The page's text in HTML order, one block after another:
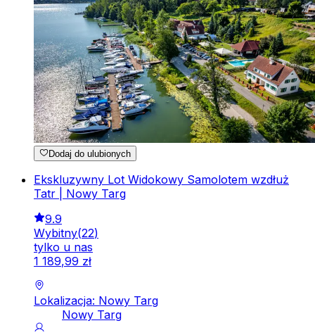
Dodaj do ulubionych
Ekskluzywny Lot Widokowy Samolotem wzdłuż
Tatr | Nowy Targ
9.9
Wybitny(22)
tylko u nas
1 189,99 zł
Lokalizacja: Nowy Targ
Nowy Targ